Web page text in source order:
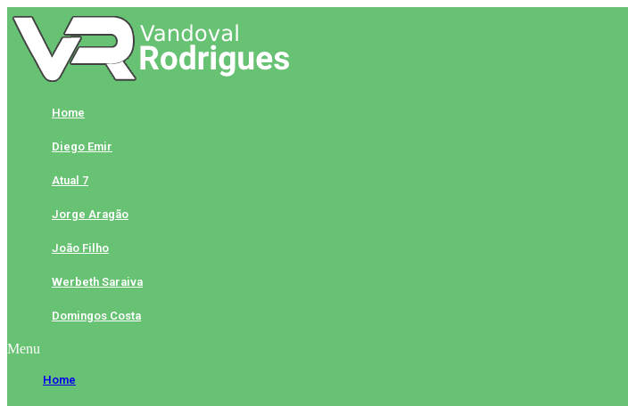
Skip
to
content
Home
Diego Emir
Atual 7
Jorge Aragão
João Filho
Werbeth Saraiva
Domingos Costa
Menu
Home